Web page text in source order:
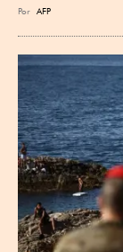
Por AFP